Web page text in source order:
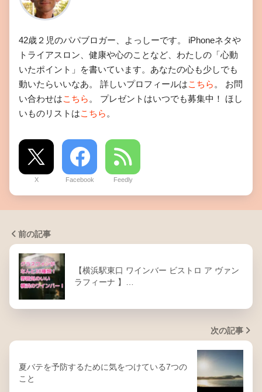
42歳２児のパパブロガー、よっしーです。 iPhoneネタや
トライアスロン、健康や心のことなど、わたしの「心動
いたポイント」を書いています。あなたの心も少しでも
動いたらいいなあ。 詳しいプロフィールはこちら 。 お問
い合わせはこちら 。 プレゼントはいつでも募集中！ ほし
いものリストはこちら 。
X Facebook Feedly
前の記事
【横浜駅東口 ワインバー ビストロ ア ヴァン
ラフィーナ 】…
次の記事
夏バテを予防するために気をつけている7つの
こと